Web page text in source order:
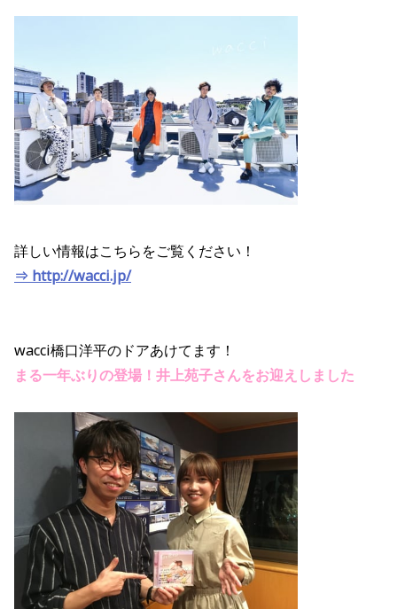
詳しい情報はこちらをご覧ください！
⇒ http://wacci.jp/
wacci橋口洋平のドアあけてます！
まる一年ぶりの登場！井上苑子さんをお迎えしました